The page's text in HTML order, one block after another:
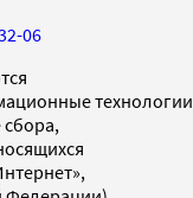
06
технологии